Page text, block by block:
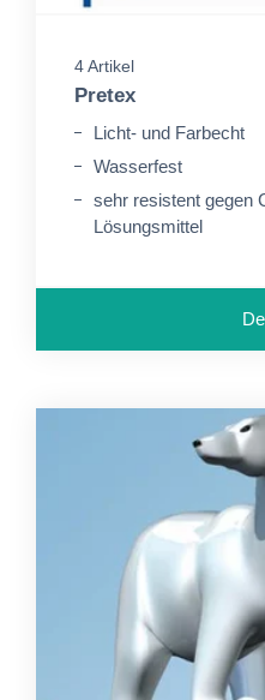
4 Artikel
Pretex
Licht- und Farbecht
Wasserfest
sehr resistent gegen
Lösungsmittel